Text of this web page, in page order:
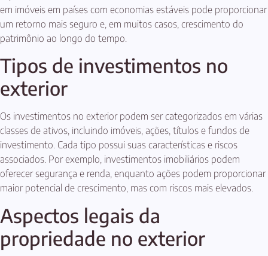
em imóveis em países com economias estáveis pode proporcionar
um retorno mais seguro e, em muitos casos, crescimento do
patrimônio ao longo do tempo.
Tipos de investimentos no
exterior
Os investimentos no exterior podem ser categorizados em várias
classes de ativos, incluindo imóveis, ações, títulos e fundos de
investimento. Cada tipo possui suas características e riscos
associados. Por exemplo, investimentos imobiliários podem
oferecer segurança e renda, enquanto ações podem proporcionar
maior potencial de crescimento, mas com riscos mais elevados.
Aspectos legais da
propriedade no exterior